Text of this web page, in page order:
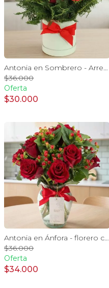
Antonia en Sombrero - Arreglo 9 rosas rojo e hypericum
$36.000
Oferta
$30.000
Antonia en Ánfora - florero con 9 rosas rojo e hypericum
$36.000
Oferta
$34.000